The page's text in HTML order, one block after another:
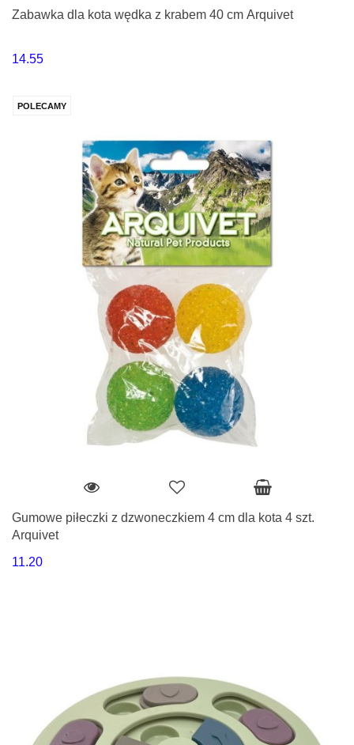
Zabawka dla kota wędka z krabem 40 cm Arquivet
14.55
POLECAMY
Gumowe piłeczki z dzwoneczkiem 4 cm dla kota 4 szt.
Arquivet
11.20